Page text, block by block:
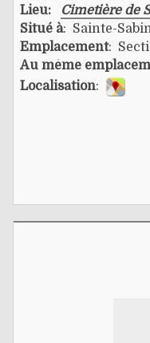
Lieu:
Cimetière de
Situé à: Sainte-
Emplacement:
Au même
Localisation: